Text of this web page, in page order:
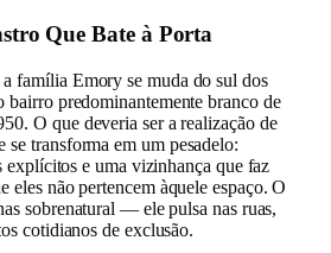
Que Bate à Porta
a família Emory se muda do sul dos
bairro predominantemente branco de
O que deveria ser a realização de
se transforma em um pesadelo:
explícitos e uma vizinhança que faz
eles não pertencem àquele espaço. O
sobrenatural — ele pulsa nas ruas,
cotidianos de exclusão.